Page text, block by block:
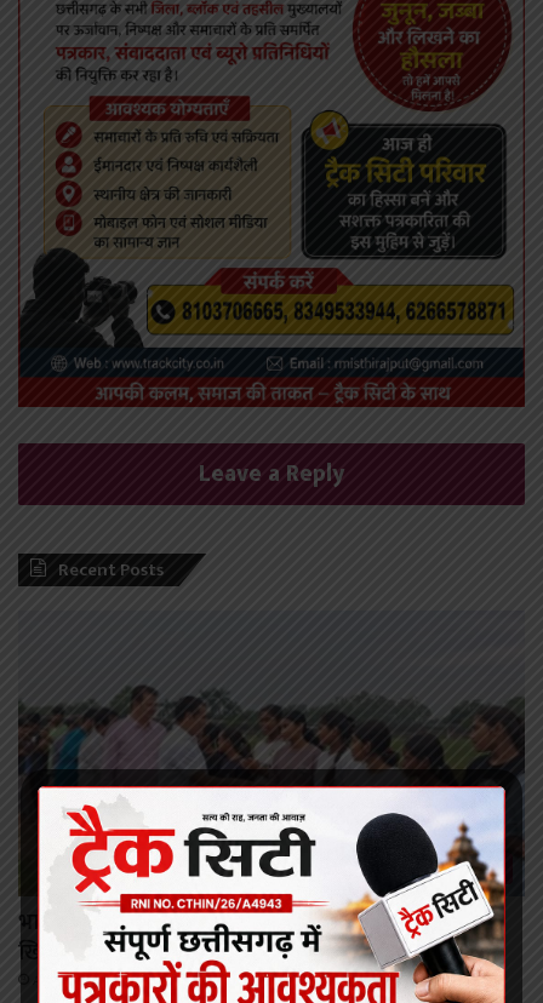
Leave a Reply
Recent Posts
कोरबा
भाला फेंक दिवस पर सभापति नूतन सिंह ठाकुर ने बढ़ाया
खिलाड़ियों का उत्साह, विजेताओं को किया सम्मानित
August 7, 2026